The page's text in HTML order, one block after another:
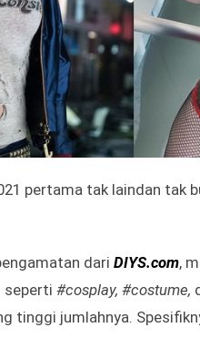
pertama tak laindan tak
dari DIYS.com,
seperti #cosplay, #costume,
tinggi jumlahnya.